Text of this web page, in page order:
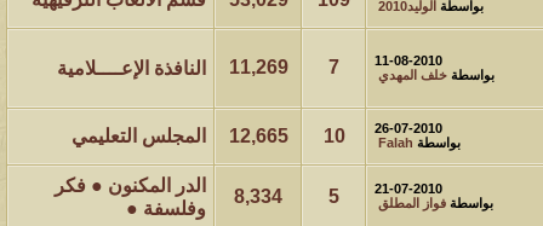
بواسطة الوليد2010
11-08-2010
بواسطة خلف المهدي 7
11,269 النافذة الإعــــلامية
26-07-2010
بواسطة Falah
10
12,665 المجلس التعليمي
21-07-2010
بواسطة فواز المطلق 5
8,334
الدر المكنون ● فكر
وفلسفة ●